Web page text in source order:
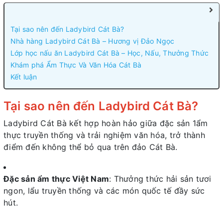
Tại sao nên đến Ladybird Cát Bà?
Nhà hàng Ladybird Cát Bà – Hương vị Đảo Ngọc
Lớp học nấu ăn Ladybird Cát Bà – Học, Nấu, Thưởng Thức
Khám phá Ẩm Thực Và Văn Hóa Cát Bà
Kết luận
Tại sao nên đến Ladybird Cát Bà?
Ladybird Cát Bà kết hợp hoàn hảo giữa đặc sản 1ẩm
thực truyền thống và trải nghiệm văn hóa, trở thành
điểm đến không thể bỏ qua trên đảo Cát Bà.
Đặc sản ẩm thực Việt Nam: Thưởng thức hải sản tươi
ngon, lẩu truyền thống và các món quốc tế đầy sức
hút.